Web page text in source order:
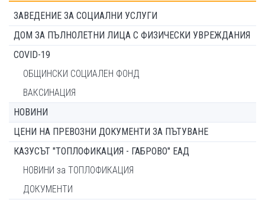
ЗАВЕДЕНИЕ ЗА СОЦИАЛНИ УСЛУГИ
ДОМ ЗА ПЪЛНОЛЕТНИ ЛИЦА С ФИЗИЧЕСКИ УВРЕЖДАНИЯ
COVID-19
ОБЩИНСКИ СОЦИАЛЕН ФОНД
ВАКСИНАЦИЯ
НОВИНИ
ЦЕНИ НА ПРЕВОЗНИ ДОКУМЕНТИ ЗА ПЪТУВАНЕ
КАЗУСЪТ "ТОПЛОФИКАЦИЯ - ГАБРОВО" ЕАД
НОВИНИ за ТОПЛОФИКАЦИЯ
ДОКУМЕНТИ